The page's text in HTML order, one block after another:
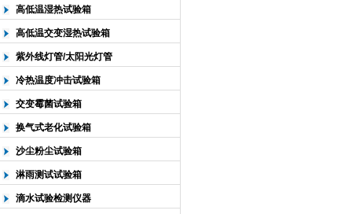
高低温湿热试验箱
高低温交变湿热试验箱
紫外线灯管/太阳光灯管
冷热温度冲击试验箱
交变霉菌试验箱
换气式老化试验箱
沙尘粉尘试验箱
淋雨测试试验箱
滴水试验检测仪器